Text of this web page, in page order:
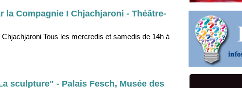
Compagnie I Chjachjaroni - Théâtre-
Tous les mercredis et samedis de 14h à
sculpture" - Palais Fesch, Musée des